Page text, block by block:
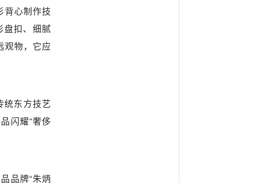
背心制作技
盘扣、细腻
观物，它应
东方技艺
闪耀“奢侈
品牌“朱炳